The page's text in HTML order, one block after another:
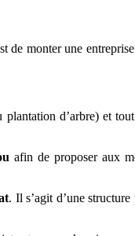
de monter une
plantation d’arbre) et
afin de proposer aux
. Il s’agit d’une